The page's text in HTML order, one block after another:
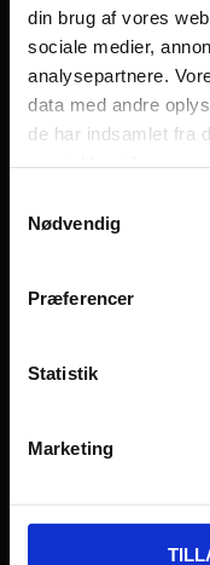
din brug af vores
sociale medier,
analysepartnere.
data med andre
de har indsamlet fra
Nødvendig
Præferencer
Statistik
Marketing
Om os
Persondatapolitik
Fagområde